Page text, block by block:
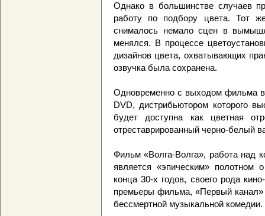
Однако в большинстве случаев
работу по подбору цвета. Тот
снималось немало сцен в
менялся. В процессе
дизайнов цвета, охватывающих
озвучка была сохранена.
Одновременно с выходом фильма
DVD, дистрибьютором которого
будет доступна как цветная
отреставрированный черно-белый
Фильм «Волга-Волга», работа над
является «эпическим» полотном
конца 30-х годов, своего рода
премьеры фильма, «Первый
бессмертной музыкальной комедии.